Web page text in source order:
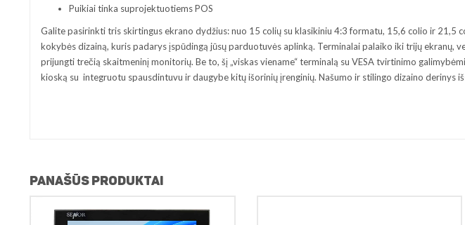
Puikiai tinka suprojektuotiems POS
Galite pasirinkti tris skirtingus ekrano dydžius: nuo 15 colių su klasikiniu 4:3 formatu, 15,6 colio ir
kokybės dizainą, kuris padarys įspūdingą jūsų parduotuvės aplinką. Terminalai palaiko iki trijų
prijungti trečią skaitmeninį monitorių. Be to, šį „viskas viename“ terminalą su VESA tvirtinimo
kioską su integruotu spausdintuvu ir daugybe kitų išorinių įrenginių. Našumo ir stilingo dizaino derinys
PANAŠŪS PRODUKTAI